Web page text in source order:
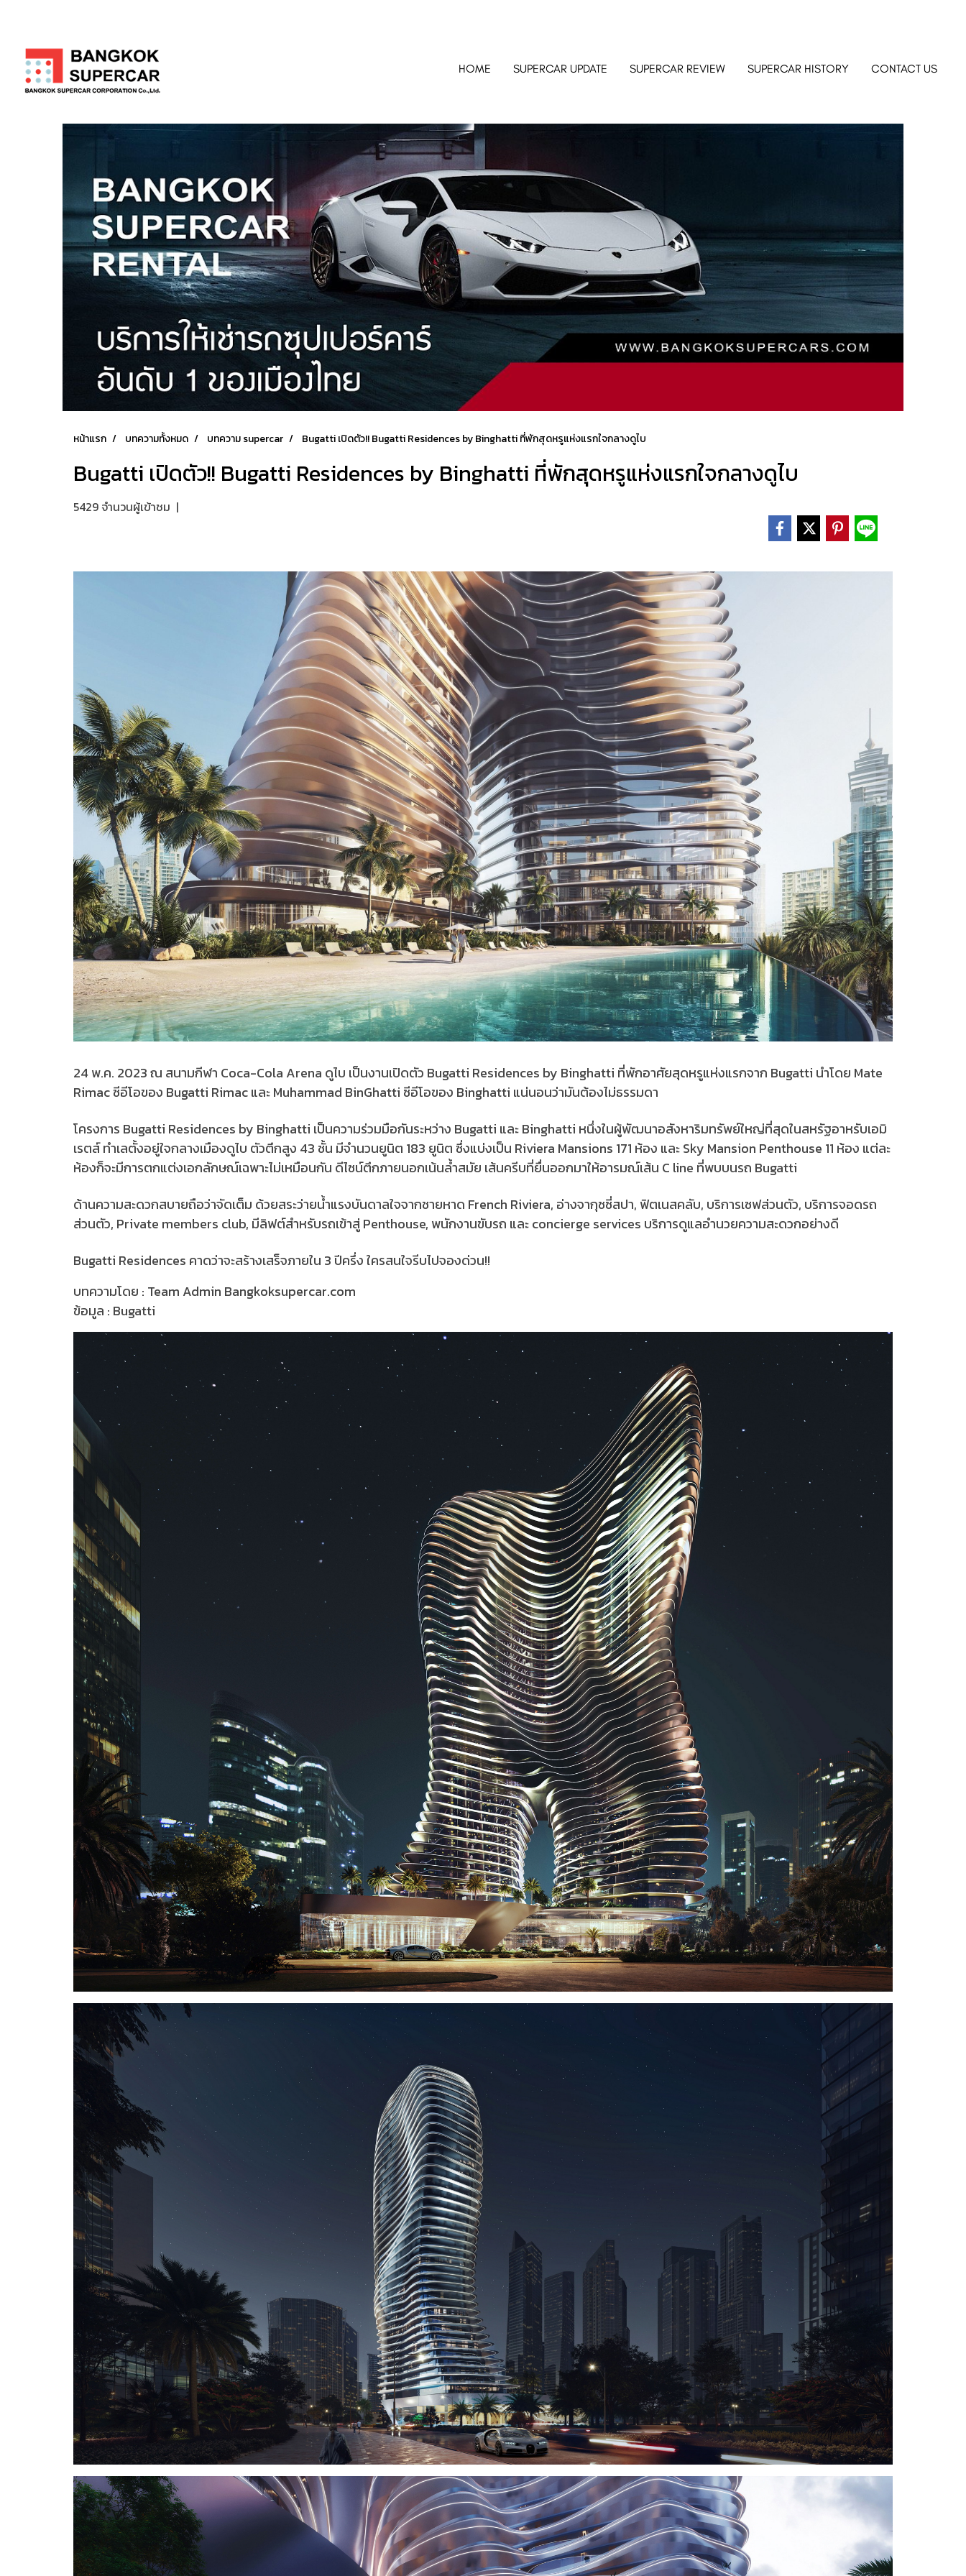
HOME SUPERCAR UPDATE SUPERCAR REVIEW SUPERCAR HISTORY CONTACT US
หน้าแรก บทความทั้งหมด บทความ supercar Bugatti เปิดตัว!! Bugatti Residences by Binghatti ที่พักสุดหรูแห่งแรกใจกลางดูไบ
Bugatti เปิดตัว!! Bugatti Residences by Binghatti ที่พักสุดหรูแห่งแรกใจกลางดูไบ
5429 จำนวนผู้เข้าชม |
24 พ.ค. 2023 ณ สนามกีฬา Coca-Cola Arena ดูไบ เป็นงานเปิดตัว Bugatti Residences by Binghatti ที่พักอาศัยสุดหรูแห่งแรกจาก Bugatti นำโดย Mate
Rimac ซีอีโอของ Bugatti Rimac และ Muhammad BinGhatti ซีอีโอของ Binghatti แน่นอนว่ามันต้องไม่ธรรมดา
โครงการ Bugatti Residences by Binghatti เป็นความร่วมมือกันระหว่าง Bugatti และ Binghatti หนึ่งในผู้พัฒนาอสังหาริมทรัพย์ใหญ่ที่สุดในสหรัฐอาหรับเอมิ
เรตส์ ทำเลตั้งอยู่ใจกลางเมืองดูไบ ตัวตึกสูง 43 ชั้น มีจำนวนยูนิต 183 ยูนิต ซึ่งแบ่งเป็น Riviera Mansions 171 ห้อง และ Sky Mansion Penthouse 11 ห้อง แต่ละ
ห้องก็จะมีการตกแต่งเอกลักษณ์เฉพาะไม่เหมือนกัน ดีไซน์ตึกภายนอกเน้นล้ำสมัย เส้นครีบที่ยื่นออกมาให้อารมณ์เส้น C line ที่พบบนรถ Bugatti
ด้านความสะดวกสบายถือว่าจัดเต็ม ด้วยสระว่ายน้ำแรงบันดาลใจจากชายหาด French Riviera, อ่างจากุซซี่สปา, ฟิตเนสคลับ, บริการเซฟส่วนตัว, บริการจอดรถ
ส่วนตัว, Private members club, มีลิฟต์สำหรับรถเข้าสู่ Penthouse, พนักงานขับรถ และ concierge services บริการดูแลอำนวยความสะดวกอย่างดี
Bugatti Residences คาดว่าจะสร้างเสร็จภายใน 3 ปีครึ่ง ใครสนใจรีบไปจองด่วน!!
บทความโดย : Team Admin Bangkoksupercar.com
ข้อมูล : Bugatti